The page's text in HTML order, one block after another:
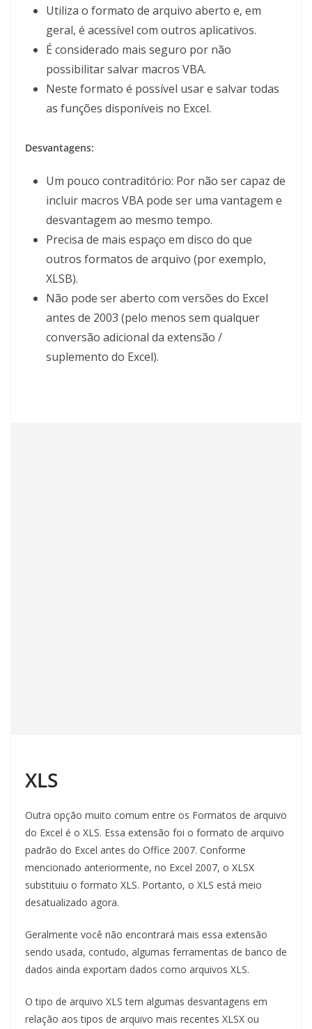
Utiliza o formato de arquivo aberto e, em
geral, é acessível com outros aplicativos.
É considerado mais seguro por não
possibilitar salvar macros VBA.
Neste formato é possível usar e salvar todas
as funções disponíveis no Excel.
Desvantagens:
Um pouco contraditório: Por não ser capaz de
incluir macros VBA pode ser uma vantagem e
desvantagem ao mesmo tempo.
Precisa de mais espaço em disco do que
outros formatos de arquivo (por exemplo,
XLSB).
Não pode ser aberto com versões do Excel
antes de 2003 (pelo menos sem qualquer
conversão adicional da extensão /
suplemento do Excel).
XLS
Outra opção muito comum entre os Formatos de arquivo
do Excel é o XLS. Essa extensão foi o formato de arquivo
padrão do Excel antes do Office 2007. Conforme
mencionado anteriormente, no Excel 2007, o XLSX
substituiu o formato XLS. Portanto, o XLS está meio
desatualizado agora.
Geralmente você não encontrará mais essa extensão
sendo usada, contudo, algumas ferramentas de banco de
dados ainda exportam dados como arquivos XLS.
O tipo de arquivo XLS tem algumas desvantagens em
relação aos tipos de arquivo mais recentes XLSX ou